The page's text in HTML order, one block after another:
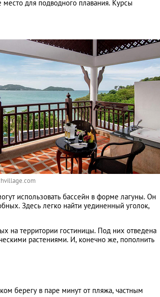
место для подводного плавания. Курсы
использовать бассейн в форме лагуны. Он
Здесь легко найти уединенный уголок,
на территории гостиницы. Под них отведена
растениями. И, конечно же, пополнить
берегу в паре минут от пляжа, частным